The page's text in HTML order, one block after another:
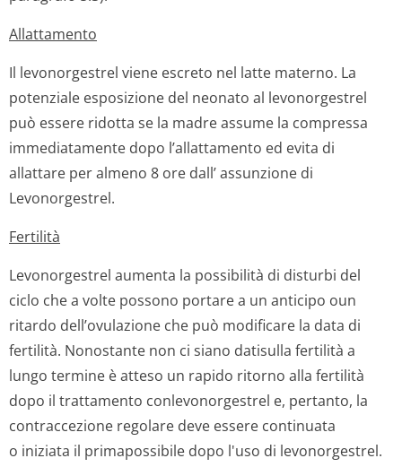
Allattamento
Il levonorgestrel viene escreto nel latte materno. La
potenziale esposizione del neonato al levonorgestrel
può essere ridotta se la madre assume la compressa
immediatamente dopo l’allattamento ed evita di
allattare per almeno 8 ore dall’ assunzione di
Levonorgestrel.
Fertilità
Levonorgestrel aumenta la possibilità di disturbi del
ciclo che a volte possono portare a un anticipo oun
ritardo dell’ovulazione che può modificare la data di
fertilità. Nonostante non ci siano datisulla fertilità a
lungo termine è atteso un rapido ritorno alla fertilità
dopo il trattamento conlevonorgestrel e, pertanto, la
contraccezione regolare deve essere continuata
o iniziata il primapossibile dopo l'uso di levonorgestrel.